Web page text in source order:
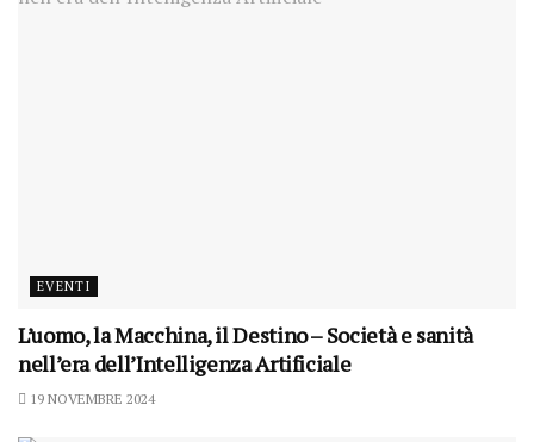
EVENTI
L’uomo, la Macchina, il Destino – Società e sanità
nell’era dell’Intelligenza Artificiale
19 NOVEMBRE 2024